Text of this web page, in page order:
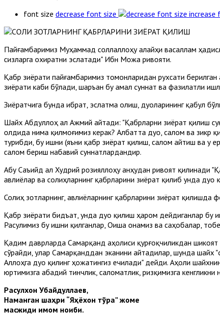
font size decrease font size increase
Пайғамбаримиз Муҳаммад соллаллоҳу алайҳи васаллам
сизларга охиратни эслатади" Ибн Можа ривояти.
Қабр зиёрати пайғамбаримиз томонларидан рухсати
зиёрати каби бўлади, шаръан бу амал суннат ва фазилатли
Зиёратчига бунда ибрат, эслатма олиш, дуоларининг қабул
Шайх Абдуллоҳ ал Ажмий айтади: "Қабрларни зиёрат қилиш
олдида нима қилмоғимиз керак? Албатта дуо, салом ва зикр
турибди, бу ишни (яъни қабр зиёрат қилиш, салом айтиш ва у
салом бериш набавий суннатлардандир.
Абу Саъийд ал Худрий розияллоҳу анҳудан ривоят қилинади
авлиёлар ва солиҳларнинг қабрларини зиёрат қилиб унда
Солиҳ зотларнинг, авлиёларнинг қабрларини зиёрат қилишда
Қабр зиёрати бидъат, унда дуо қилиш ҳаром дейдиганлар бу
Расулимиз бу ишни қилганлар, Оиша онамиз ва саҳобалар,
Қадим даврларда Самарқанд аҳолиси қурғоқчиликдан
сўрайди, улар Самарқанддан эканини айтадилар, шунда шайх
Аллоҳга дуо қилинг ҳожатингиз ечилади" дейди. Аҳоли
юртимизга абадий тинчлик, саломатлик, ризқимизга кенгликни
Расулхон Убайдуллаев,
Наманган шаҳри “Яҳёхон тўра” жоме
масжиди имом ноиби.